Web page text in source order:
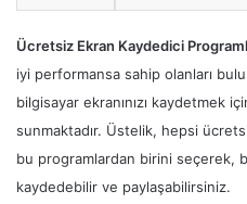
Ücretsiz Ekran Kaydedici
iyi performansa sahip olanları
bilgisayar ekranınızı kaydetmek
sunmaktadır. Üstelik, hepsi
bu programlardan birini seçerek,
kaydedebilir ve paylaşabilirsiniz.